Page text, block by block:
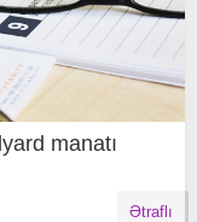
manatı
Ətraflı